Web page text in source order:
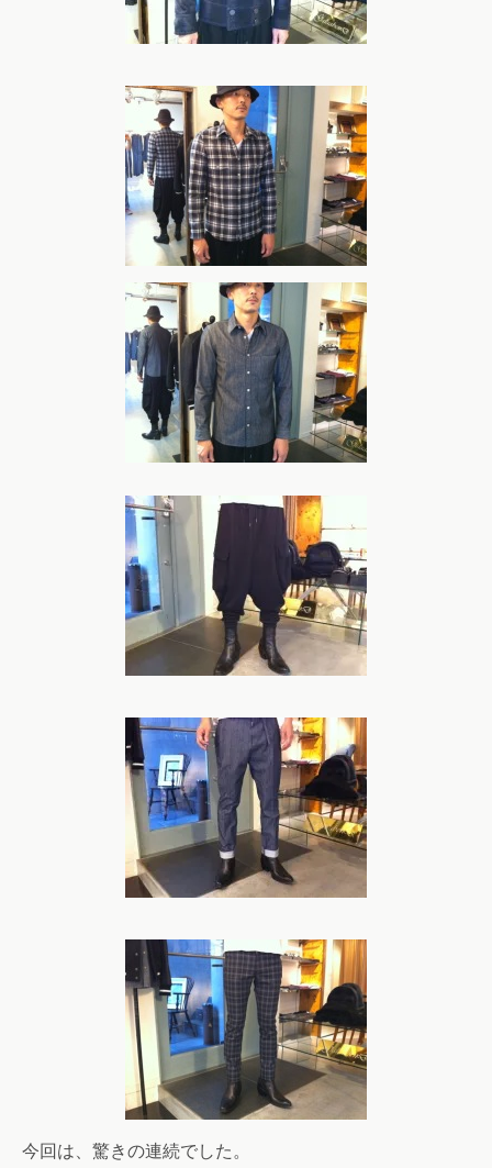
今回は、驚きの連続でした。